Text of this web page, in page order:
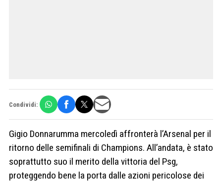
Condividi:
Gigio Donnarumma mercoledì affronterà l’Arsenal per il
ritorno delle semifinali di Champions. All’andata, è stato
soprattutto suo il merito della vittoria del Psg,
proteggendo bene la porta dalle azioni pericolose dei